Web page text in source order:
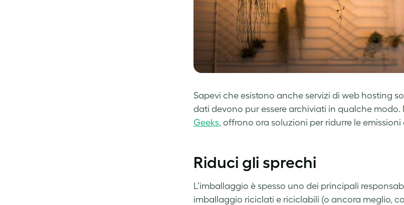
Sapevi che esistono anche servizi di web hosting
dati devono pur essere archiviati in qualche modo.
Geeks, offrono ora soluzioni per ridurre le
Riduci gli sprechi
L’imballaggio è spesso uno dei principali
imballaggio riciclati e riciclabili (o ancora meglio,